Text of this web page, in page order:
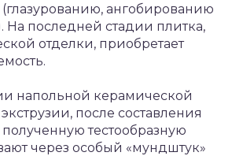
ангобированию
последней стадии плитка,
отделки, приобретает
напольной керамической
после составления
тестообразную
через особый «мундштук»